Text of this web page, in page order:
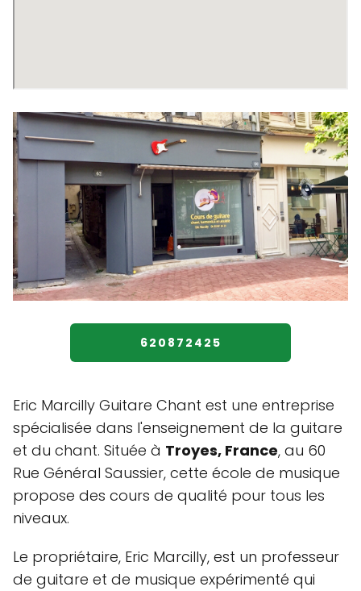
620872425
Eric Marcilly Guitare Chant est une entreprise
spécialisée dans l'enseignement de la guitare
et du chant. Située à Troyes, France, au 60
Rue Général Saussier, cette école de musique
propose des cours de qualité pour tous les
niveaux.
Le propriétaire, Eric Marcilly, est un professeur
de guitare et de musique expérimenté qui